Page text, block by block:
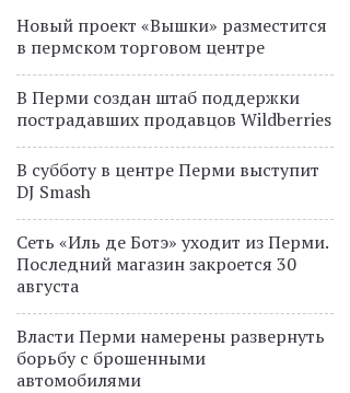
Новый проект «Вышки» разместится
в пермском торговом центре
В Перми создан штаб поддержки
пострадавших продавцов Wildberries
В субботу в центре Перми выступит
DJ Smash
Сеть «Иль де Ботэ» уходит из Перми.
Последний магазин закроется 30
августа
Власти Перми намерены развернуть
борьбу с брошенными
автомобилями